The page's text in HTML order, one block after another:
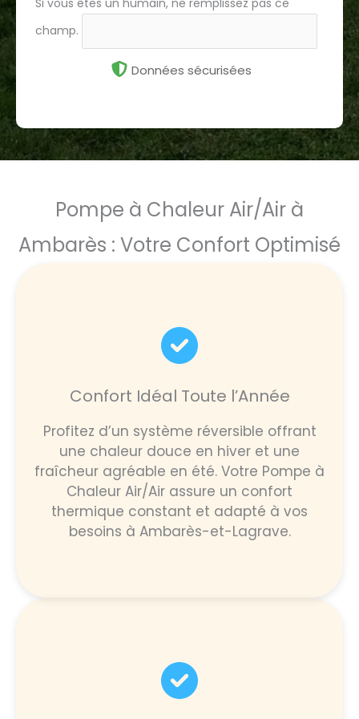
champ.
Données sécurisées
Pompe à Chaleur Air/Air à
Ambarès : Votre Confort Optimisé
Confort Idéal Toute l’Année
Profitez d’un système réversible offrant
une chaleur douce en hiver et une
fraîcheur agréable en été. Votre Pompe à
Chaleur Air/Air assure un confort
thermique constant et adapté à vos
besoins à Ambarès-et-Lagrave.